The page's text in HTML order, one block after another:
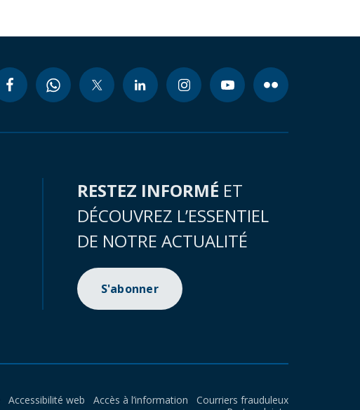
RESTEZ INFORMÉ ET
DÉCOUVREZ L’ESSENTIEL
DE NOTRE ACTUALITÉ
S'abonner
Accessibilité web Accès à l’information
Courriers frauduleux